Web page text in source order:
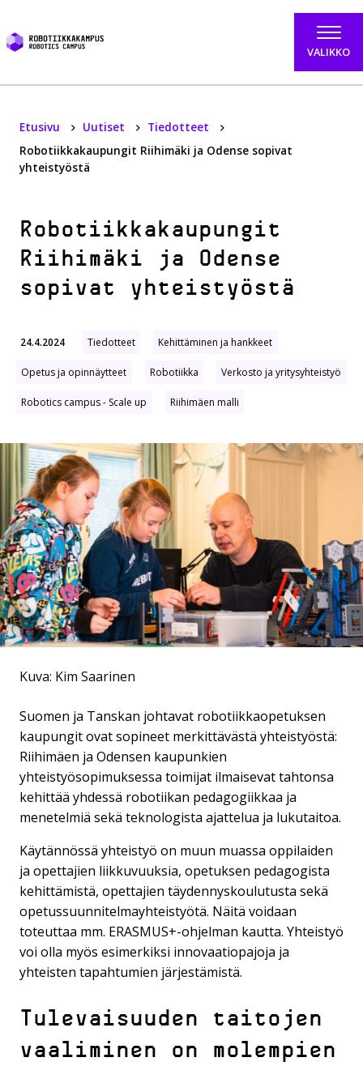
VALIKKO
Etusivu Uutiset
Tiedotteet
Robotiikkakaupungit Riihimäki ja Odense sopivat
yhteistyöstä
Robotiikkakaupungit
Riihimäki ja Odense
sopivat yhteistyöstä
24.4.2024 Tiedotteet Kehittäminen ja hankkeet
Opetus ja opinnäytteet Robotiikka Verkosto ja yritysyhteistyö
Robotics campus - Scale up Riihimäen malli
Kuva: Kim Saarinen
Suomen ja Tanskan johtavat robotiikkaopetuksen
kaupungit ovat sopineet merkittävästä yhteistyöstä:
Riihimäen ja Odensen kaupunkien
yhteistyösopimuksessa toimijat ilmaisevat tahtonsa
kehittää yhdessä robotiikan pedagogiikkaa ja
menetelmiä sekä teknologista ajattelua ja lukutaitoa.
Käytännössä yhteistyö on muun muassa oppilaiden
ja opettajien liikkuvuuksia, opetuksen pedagogista
kehittämistä, opettajien täydennyskoulutusta sekä
opetussuunnitelmayhteistyötä. Näitä voidaan
toteuttaa mm. ERASMUS+-ohjelman kautta. Yhteistyö
voi olla myös esimerkiksi innovaatiopajoja ja
yhteisten tapahtumien järjestämistä.
Tulevaisuuden taitojen
vaaliminen on molempien